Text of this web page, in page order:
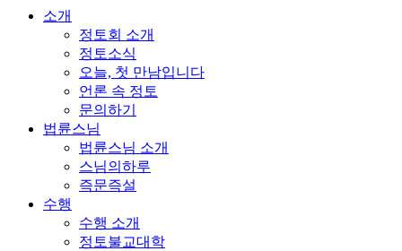
소개
정토회 소개
정토소식
오늘, 첫 만남입니다
언론 속 정토
문의하기
법륜스님
법륜스님 소개
스님의하루
즉문즉설
수행
수행 소개
정토불교대학